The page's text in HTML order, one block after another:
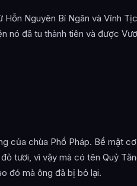
Nguyên Bí Ngân và Vĩnh
nó đã tu thành tiên và được
của chùa Phổ Pháp. Bề mặt
tươi, vì vậy mà có tên Quỷ
đó mà ông đã bị bỏ lại.